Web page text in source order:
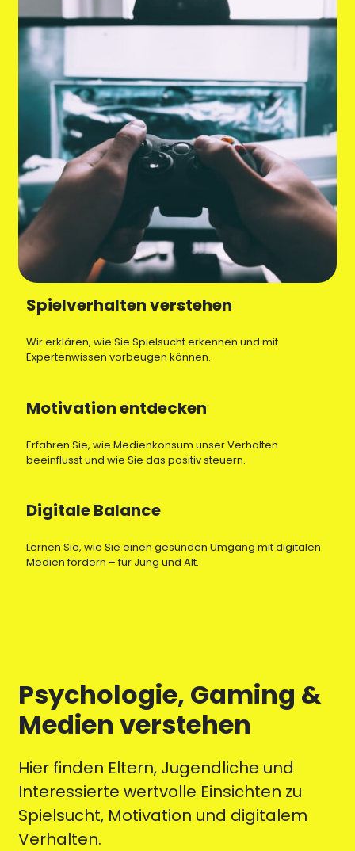
Spielverhalten verstehen
Wir erklären, wie Sie Spielsucht erkennen und mit
Expertenwissen vorbeugen können.
Motivation entdecken
Erfahren Sie, wie Medienkonsum unser Verhalten
beeinflusst und wie Sie das positiv steuern.
Digitale Balance
Lernen Sie, wie Sie einen gesunden Umgang mit digitalen
Medien fördern – für Jung und Alt.
Psychologie, Gaming &
Medien verstehen
Hier finden Eltern, Jugendliche und
Interessierte wertvolle Einsichten zu
Spielsucht, Motivation und digitalem
Verhalten.